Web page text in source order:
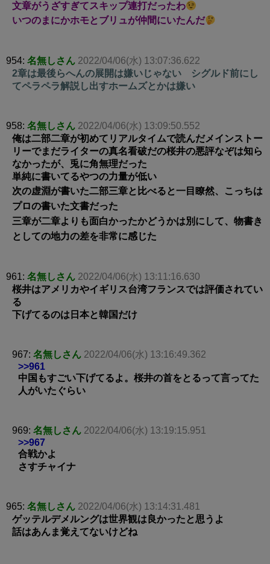
文章がうざすぎてスキップ連打だったわ
いつのまにかホモとブリュが仲間にいたんだ
954: 名無しさん 2022/04/06(水) 13:07:36.622
2章は最後らへんの展開は嫌いじゃない シグルド前にし
てペラペラ解説し出すホームズとかは嫌い
958: 名無しさん 2022/04/06(水) 13:09:50.552
俺は二部二章が初めてリアルタイムで読んだメインストー
リーでまだライターの真名看破だの桜井の悪評なぞは知ら
なかったが、兎に角無理だった
単純に書いてるやつの力量が低い
次の虚淵が書いた二部三章と比べると一目瞭然、こっちは
プロの書いた文書だった
三章が二章よりも面白かったかどうかは別にして、物書き
としての地力の差を非常に感じた
961: 名無しさん 2022/04/06(水) 13:11:16.630
桜井はアメリカやイギリス台湾フランスでは評価されてい
る
下げてるのは日本と韓国だけ
967: 名無しさん 2022/04/06(水) 13:16:49.362
>>961
中国もすごい下げてるよ。桜井の首をとるって言ってた
人がいたぐらい
969: 名無しさん 2022/04/06(水) 13:19:15.951
>>967
合戦かよ
さすチャイナ
965: 名無しさん 2022/04/06(水) 13:14:31.481
ゲッテルデメルングは世界観は良かったと思うよ
話はあんま覚えてないけどね